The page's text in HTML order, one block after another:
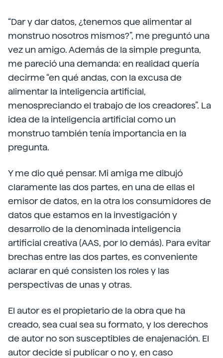
“Dar y dar datos, ¿tenemos que alimentar al
monstruo nosotros mismos?”, me preguntó una
vez un amigo. Además de la simple pregunta,
me pareció una demanda: en realidad quería
decirme “en qué andas, con la excusa de
alimentar la inteligencia artificial,
menospreciando el trabajo de los creadores”. La
idea de la inteligencia artificial como un
monstruo también tenía importancia en la
pregunta.
Y me dio qué pensar. Mi amiga me dibujó
claramente las dos partes, en una de ellas el
emisor de datos, en la otra los consumidores de
datos que estamos en la investigación y
desarrollo de la denominada inteligencia
artificial creativa (AAS, por lo demás). Para evitar
brechas entre las dos partes, es conveniente
aclarar en qué consisten los roles y las
perspectivas de unas y otras.
El autor es el propietario de la obra que ha
creado, sea cual sea su formato, y los derechos
de autor no son susceptibles de enajenación. El
autor decide si publicar o no y, en caso